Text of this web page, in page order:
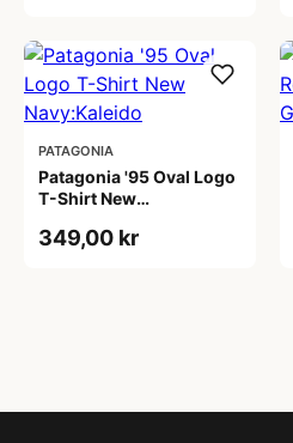
PATAGONIA
Patagonia '95 Oval Logo
T-Shirt New
349,00 kr